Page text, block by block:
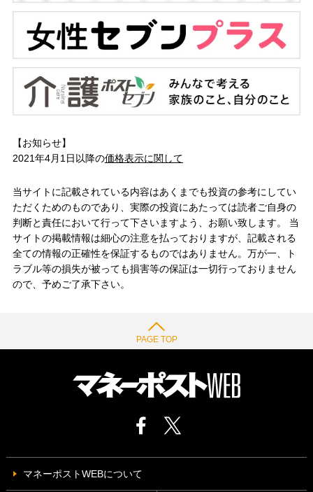
【お知らせ】
2021年4月1日以降の価格表示に関して
当サイトに記載されている内容はあくまでも投資の参考にしてい
ただくためのものであり、実際の投資にあたっては読者ご自身の
判断と責任において行って下さいますよう、お願い致します。 当
サイトの掲載情報は細心の注意を払っておりますが、記載される
全ての情報の正確性を保証するものではありません。万が一、ト
ラブル等の損失が被っても損害等の保証は一切行っておりません
ので、予めご了承下さい。
PAGE TOP
マネーポストWEBについて